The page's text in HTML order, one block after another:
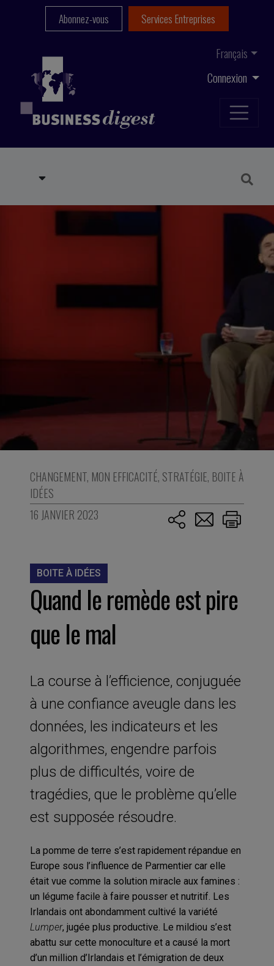
Connexion
Français
Abonnez-vous Services Entreprises
CHANGEMENT, MON EFFICACITÉ, STRATÉGIE, BOITE À
IDÉES
16 JANVIER 2023
BOITE À IDÉES
Quand le remède est pire
que le mal
La course à l’efficience, conjuguée
à une confiance aveugle dans les
données, les indicateurs et les
algorithmes, engendre parfois
plus de difficultés, voire de
tragédies, que le problème qu’elle
est supposée résoudre.
La pomme de terre s’est rapidement répandue en
Europe sous l’influence de Parmentier car elle
était vue comme la solution miracle aux famines :
un légume facile à faire pousser et nutritif. Les
Irlandais ont abondamment cultivé la variété
Lumper, jugée plus productive. Le mildiou s’est
abattu sur cette monoculture et a causé la mort
d’un million d’Irlandais et l’émigration de deux